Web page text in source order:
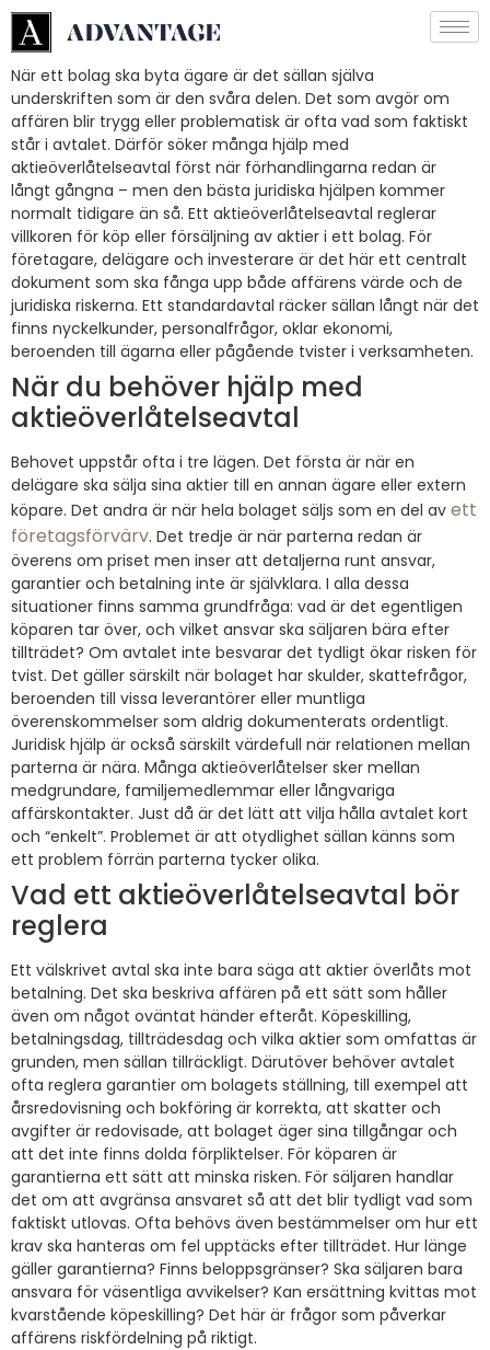
När ett bolag ska byta ägare är det sällan själva
underskriften som är den svåra delen. Det som avgör om
affären blir trygg eller problematisk är ofta vad som faktiskt
står i avtalet. Därför söker många hjälp med
aktieöverlåtelseavtal först när förhandlingarna redan är
långt gångna – men den bästa juridiska hjälpen kommer
normalt tidigare än så. Ett aktieöverlåtelseavtal reglerar
villkoren för köp eller försäljning av aktier i ett bolag. För
företagare, delägare och investerare är det här ett centralt
dokument som ska fånga upp både affärens värde och de
juridiska riskerna. Ett standardavtal räcker sällan långt när det
finns nyckelkunder, personalfrågor, oklar ekonomi,
beroenden till ägarna eller pågående tvister i verksamheten.
När du behöver hjälp med
aktieöverlåtelseavtal
Behovet uppstår ofta i tre lägen. Det första är när en
delägare ska sälja sina aktier till en annan ägare eller extern
köpare. Det andra är när hela bolaget säljs som en del av ett
företagsförvärv. Det tredje är när parterna redan är
överens om priset men inser att detaljerna runt ansvar,
garantier och betalning inte är självklara. I alla dessa
situationer finns samma grundfråga: vad är det egentligen
köparen tar över, och vilket ansvar ska säljaren bära efter
tillträdet? Om avtalet inte besvarar det tydligt ökar risken för
tvist. Det gäller särskilt när bolaget har skulder, skattefrågor,
beroenden till vissa leverantörer eller muntliga
överenskommelser som aldrig dokumenterats ordentligt.
Juridisk hjälp är också särskilt värdefull när relationen mellan
parterna är nära. Många aktieöverlåtelser sker mellan
medgrundare, familjemedlemmar eller långvariga
affärskontakter. Just då är det lätt att vilja hålla avtalet kort
och “enkelt”. Problemet är att otydlighet sällan känns som
ett problem förrän parterna tycker olika.
Vad ett aktieöverlåtelseavtal bör
reglera
Ett välskrivet avtal ska inte bara säga att aktier överlåts mot
betalning. Det ska beskriva affären på ett sätt som håller
även om något oväntat händer efteråt. Köpeskilling,
betalningsdag, tillträdesdag och vilka aktier som omfattas är
grunden, men sällan tillräckligt. Därutöver behöver avtalet
ofta reglera garantier om bolagets ställning, till exempel att
årsredovisning och bokföring är korrekta, att skatter och
avgifter är redovisade, att bolaget äger sina tillgångar och
att det inte finns dolda förpliktelser. För köparen är
garantierna ett sätt att minska risken. För säljaren handlar
det om att avgränsa ansvaret så att det blir tydligt vad som
faktiskt utlovas. Ofta behövs även bestämmelser om hur ett
krav ska hanteras om fel upptäcks efter tillträdet. Hur länge
gäller garantierna? Finns beloppsgränser? Ska säljaren bara
ansvara för väsentliga avvikelser? Kan ersättning kvittas mot
kvarstående köpeskilling? Det här är frågor som påverkar
affärens riskfördelning på riktigt.